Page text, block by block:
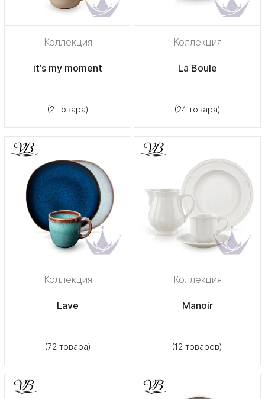
Коллекция
it‘s my moment
(2 товара)
Коллекция
La Boule
(24 товара)
Коллекция
Lave
(72 товара)
Коллекция
Manoir
(12 товаров)